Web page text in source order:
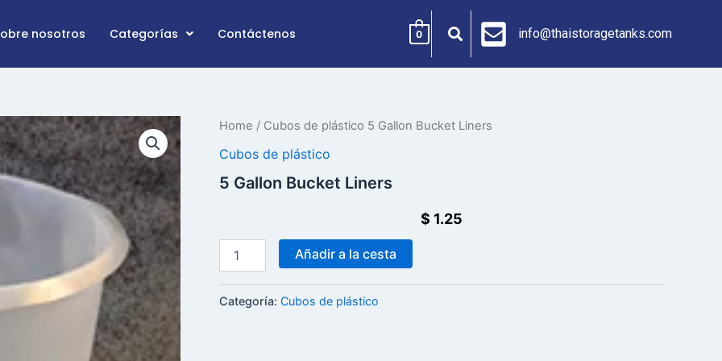
nosotros Categorías Contáctenos 0 info@thaistoragetanks.com
Home / Cubos de plástico 5 Gallon Bucket Liners
Cubos de plástico
5 Gallon Bucket Liners
$ 1.25
5
Bucket
cantidad
Añadir a la cesta
Categoría: Cubos de plástico